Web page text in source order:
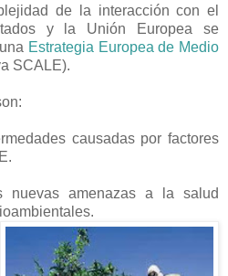
de la interacción con el
y la Unión Europea se
Estrategia Europea de Medio
SCALE).
causadas por factores
nuevas amenazas a la salud
ioambientales.